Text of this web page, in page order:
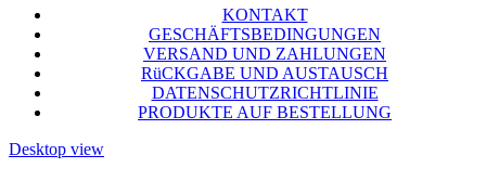
KONTAKT
GESCHÄFTSBEDINGUNGEN
VERSAND UND ZAHLUNGEN
RüCKGABE UND AUSTAUSCH
DATENSCHUTZRICHTLINIE
PRODUKTE AUF BESTELLUNG
Desktop view